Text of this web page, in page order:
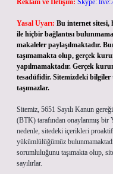
Reklam ve İletişim: Skype:
Yasal Uyarı: Bu internet sitesi,
ile hiçbir bağlantısı
makaleler paylaşılmaktadır.
taşımamakta olup, gerçek
yapılmamaktadır. Gerçek
tesadüfidir. Sitemizdeki
taşımazlar.
Sitemiz, 5651 Sayılı Kanun
(BTK) tarafından onaylanmış bir
nedenle, sitedeki içerikleri
yükümlülüğümüz
sorumluluğunu taşımakta olup,
sayılırlar.